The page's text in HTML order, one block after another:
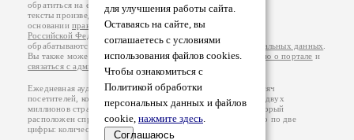
для улучшения работы сайта.
Оставаясь на сайте, вы
соглашаетесь с условиями
использования файлов cookies.
Чтобы ознакомиться с
Политикой обработки
персональных данных и файлов
cookie, нажмите здесь.
Соглашаюсь
обратиться на его авторской странице. Ответственность за
тексты произведений авторы несут самостоятельно на
основанииправил публикацииизаконодательства
Российской Федерации
обрабатываются на основанииПолитики обработки персональных данных
Вы также можете посмотреть более подробнуюинформацию о портале и
связаться с администрацией
Ежедневная аудитория портала Стихи.ру – порядка 200 тысяч
посетителей, которые в общей сумме просматривают более двух
миллионов страниц по данным счетчика посещаемости, который
расположен справа от этого текста. В каждой графе указано по две
цифры: количество просмотров и количество посетителей.